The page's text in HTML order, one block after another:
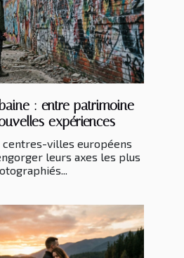
: entre patrimoine
expériences
centres-villes européens
leurs axes les plus